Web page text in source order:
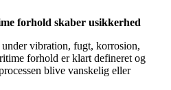
forhold skaber usikkerhed
vibration, fugt, korrosion,
forhold er klart defineret og
blive vanskelig eller